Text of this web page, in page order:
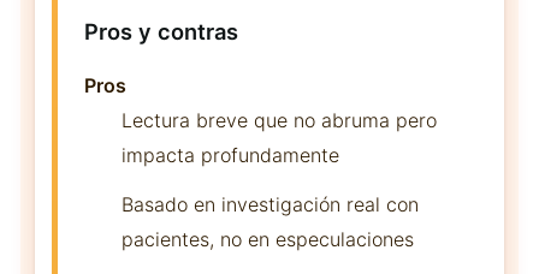
Pros y contras
Pros
Lectura breve que no abruma pero
impacta profundamente
Basado en investigación real con
pacientes, no en especulaciones